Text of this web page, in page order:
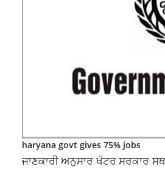
haryana govt gives 75% jobs
ਜਾਣਕਾਰੀ ਅਨੁਸਾਰ ਖੱਟਰ ਸਰਕਾਰ